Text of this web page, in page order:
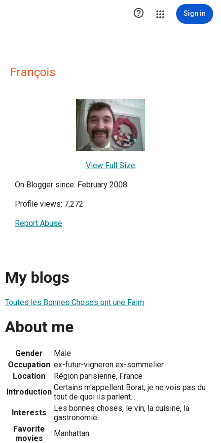
 Sign in
François
View Full Size
On Blogger since: February 2008
Profile views: 7,272
Report Abuse
My blogs
Toutes les Bonnes Choses ont une Faim
About me
Gender
Male
Occupation ex-futur-vigneron ex-sommelier
Location
Région parisienne, France
Introduction Certains m'appellent Borat, je ne vois pas du
tout de quoi ils parlent...
Interests
Les bonnes choses, le vin, la cuisine, la
gastronomie...
Favorite
movies
Manhattan